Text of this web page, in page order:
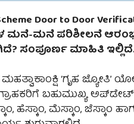
Scheme Door to Door
ಮನೆ-ಮನೆ ಪರಿಶೀಲನೆ
ಸಂಪೂರ್ಣ ಮಾಹಿತಿ
‘ಗೃಹ ಜ್ಯೋತಿ’
ಬಹುಮುಖ್ಯ ಅಪ್‌ಡೇಟ್
ಹೆಸ್ಕಾಂ, ಮೆಸ್ಕಾಂ, ಜೆಸ್ಕಾಂ